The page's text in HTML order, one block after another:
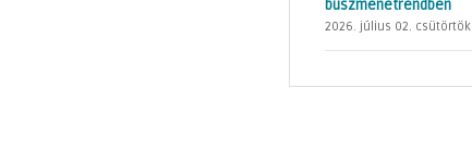
buszmenetrendben
2026. július 02. csütörtök